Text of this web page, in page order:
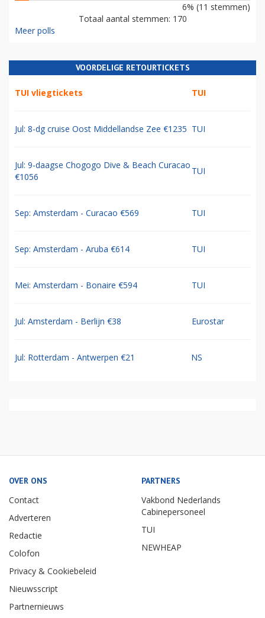
6% (11 stemmen)
Totaal aantal stemmen: 170
Meer polls
VOORDELIGE RETOURTICKETS
TUI vliegtickets TUI
Jul: 8-dg cruise Oost Middellandse Zee €1235 TUI
Jul: 9-daagse Chogogo Dive & Beach Curacao
€1056
TUI
Sep: Amsterdam - Curacao €569 TUI
Sep: Amsterdam - Aruba €614 TUI
Mei: Amsterdam - Bonaire €594 TUI
Jul: Amsterdam - Berlijn €38 Eurostar
Jul: Rotterdam - Antwerpen €21 NS
OVER ONS
Contact
Adverteren
Redactie
Colofon
Privacy & Cookiebeleid
Nieuwsscript
Partnernieuws
PARTNERS
Vakbond Nederlands
Cabinepersoneel
TUI
NEWHEAP